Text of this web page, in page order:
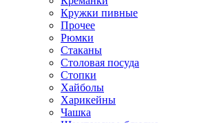
Кружки пивные
Прочее
Рюмки
Стаканы
Столовая посуда
Стопки
Хайболы
Харикейны
Чашка